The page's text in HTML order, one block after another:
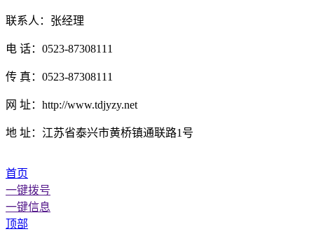
联系人：张经理
电 话：0523-87308111
传 真：0523-87308111
网 址：http://www.tdjyzy.net
地 址：江苏省泰兴市黄桥镇通联路1号
首页
一键拨号
一键信息
顶部